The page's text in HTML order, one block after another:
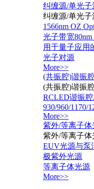
纠缠源/单光子
纠缠源/单光子
1566nm OZ
光子带宽
用于量子应用
光子对源
More>>
(共振腔)谐振
(共振腔)谐振
RCLED谐振
930/960/1170/
More>>
紫外/等离子体
紫外/等离子体
EUV光源与泵
极紫外光源
等离子体光源
More>>